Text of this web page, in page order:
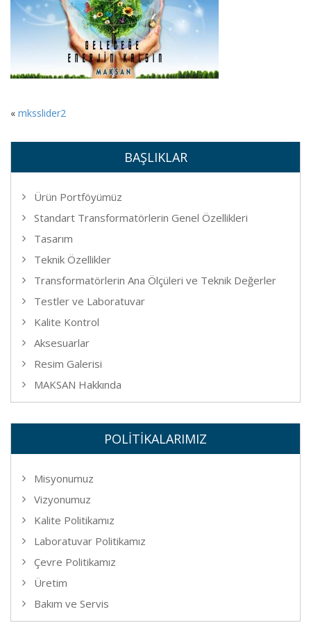
« mksslider2
BAŞLIKLAR
Ürün Portföyümüz
Standart Transformatörlerin Genel Özellikleri
Tasarım
Teknik Özellikler
Transformatörlerin Ana Ölçüleri ve Teknik Değerler
Testler ve Laboratuvar
Kalite Kontrol
Aksesuarlar
Resim Galerisi
MAKSAN Hakkında
POLİTİKALARIMIZ
Misyonumuz
Vizyonumuz
Kalite Politikamız
Laboratuvar Politikamız
Çevre Politikamız
Üretim
Bakım ve Servis